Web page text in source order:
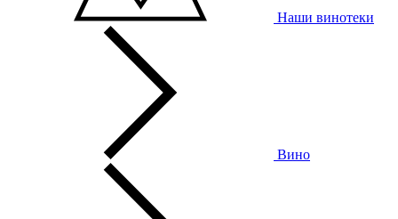
Наши винотеки
Вино